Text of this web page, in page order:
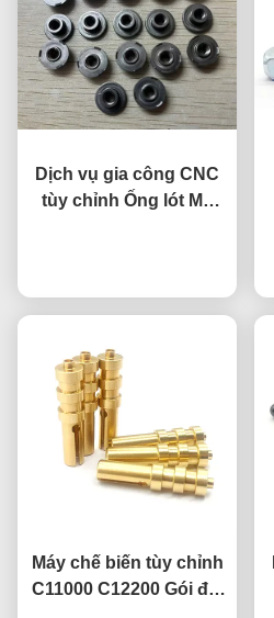
Dịch vụ gia công CNC
tùy chỉnh Ống lót M6
Máy chế biến tùy chỉnh
C11000 C12200 Gói đất